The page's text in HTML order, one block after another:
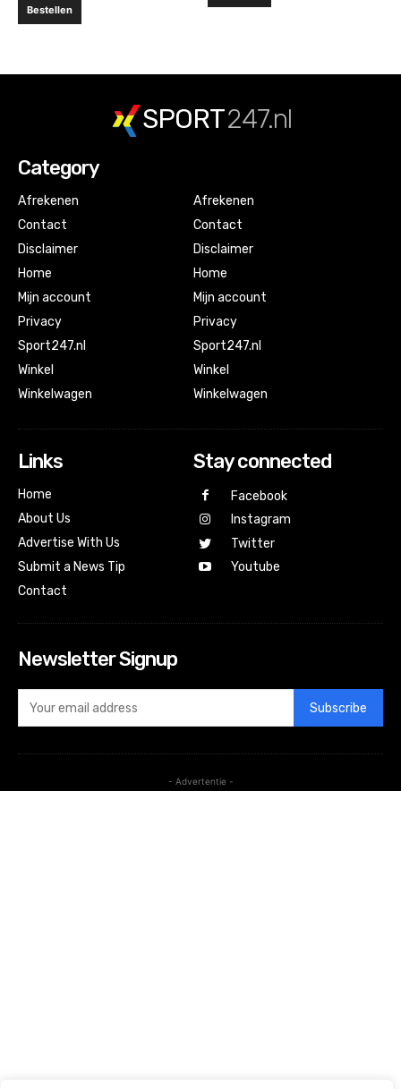
Bestellen
SPORT247.nl
Category
Afrekenen
Contact
Disclaimer
Home
Mijn account
Privacy
Sport247.nl
Winkel
Winkelwagen
Afrekenen
Contact
Disclaimer
Home
Mijn account
Privacy
Sport247.nl
Winkel
Winkelwagen
Links
Home
About Us
Advertise With Us
Submit a News Tip
Contact
Stay connected
Facebook
Instagram
Twitter
Youtube
Newsletter Signup
Subscribe
- Advertentie -